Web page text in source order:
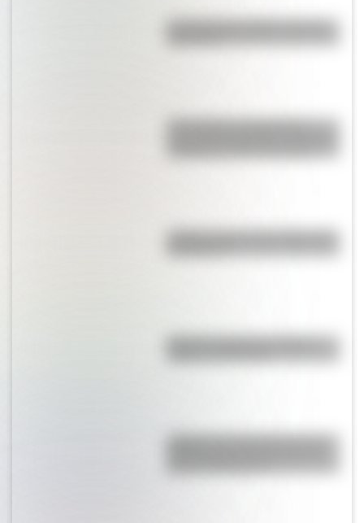
17 de agosto: actividades y
y segundo ciclo de primaria
¿Sabías cómo fue la infancia de
Bandera de Bolivia: historia,
¿Sabías que Argentina tuvo la
alta de Sudamérica?